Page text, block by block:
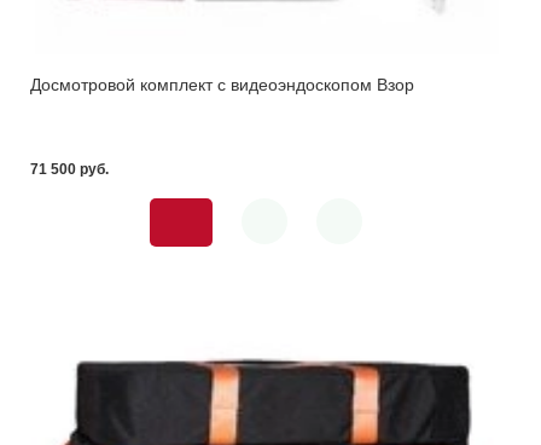
Досмотровой комплект с видеоэндоскопом Взор
71 500 pуб.